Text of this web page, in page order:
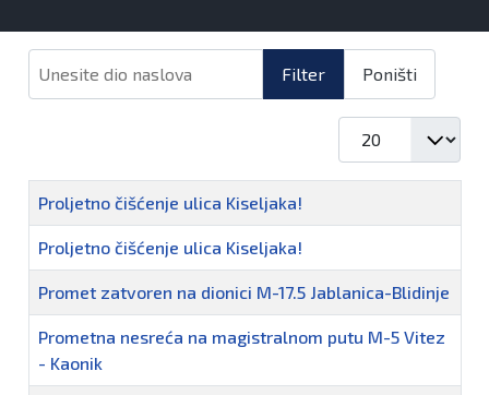
Filter Poništi
Naziv
Proljetno čišćenje ulica Kiseljaka!
Proljetno čišćenje ulica Kiseljaka!
Promet zatvoren na dionici M-17.5 Jablanica-Blidinje
Prometna nesreća na magistralnom putu M-5 Vitez
- Kaonik